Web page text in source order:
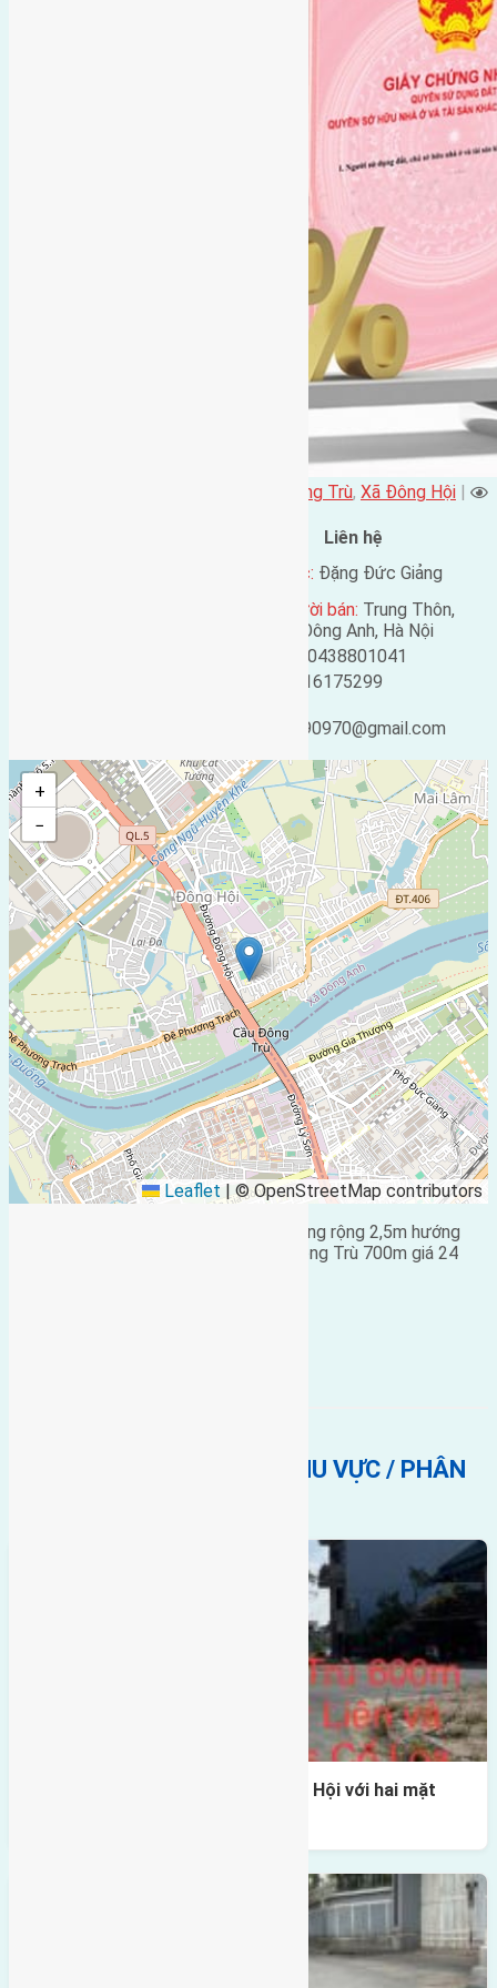
Cầu Đông Trù, Xã Đông Hội |
Liên hệ
Tên liên lạc: Đặng Đức Giảng
Địa chỉ người bán: Trung Thôn,
Đông Hội, Đông Anh, Hà Nội
0438801041
0916175299
ducgiang090970@gmail.com
+
−
Leaflet | © OpenStreetMap contributors
Cần bán nhà hai tầng 75m2 (5×15) đường rộng 2,5m hướng
Đông cách đường to 15m cách cầu Đông Trù 700m giá 24
BẤT ĐỘNG SẢN CÙNG KHU VỰC / PHÂN
Một vị trí hiếm còn lại tại X1 Đông Hội với hai mặt